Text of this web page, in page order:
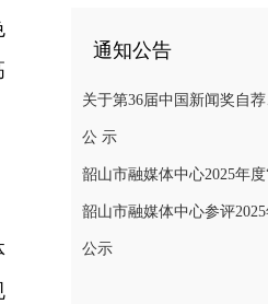
通知公告
关于第36届中国新闻奖自
公 示
公示